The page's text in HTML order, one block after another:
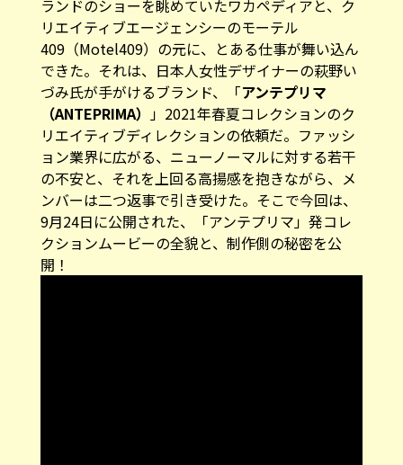
ランドのショーを眺めていたワカペディアと、ク
リエイティブエージェンシーのモーテル
409（Motel409）の元に、とある仕事が舞い込ん
できた。それは、日本人女性デザイナーの萩野い
づみ氏が手がけるブランド、「アンテプリマ
（ANTEPRIMA） 」2021年春夏コレクションのク
リエイティブディレクションの依頼だ。ファッシ
ョン業界に広がる、ニューノーマルに対する若干
の不安と、それを上回る高揚感を抱きながら、メ
ンバーは二つ返事で引き受けた。そこで今回は、
9月24日に公開された、「アンテプリマ」発コレ
クションムービーの全貌と、制作側の秘密を公
開！